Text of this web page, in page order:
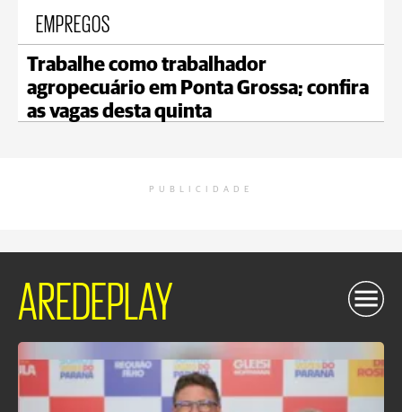
EMPREGOS
Trabalhe como trabalhador
agropecuário em Ponta Grossa; confira
as vagas desta quinta
PUBLICIDADE
AREDEPLAY